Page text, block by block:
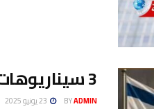
3 سيناريوهات لحرب إيران وإسرائيل بعد القصف الأميركي..تعرف عليها..
BYADMIN